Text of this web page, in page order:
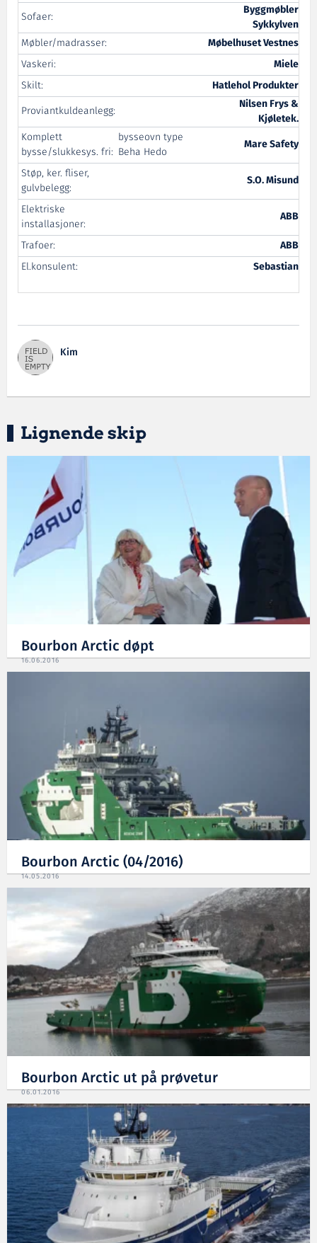
Sofaer:
Byggmøbler
Sykkylven
Møbler/madrasser:
Møbelhuset Vestnes
Vaskeri:
Miele
Skilt:
Hatlehol Produkter
Proviantkuldeanlegg:
Nilsen Frys &
Kjøletek.
Komplett
bysse/slukkesys. fri:
bysseovn type
Beha Hedo
Mare Safety
Støp, ker. fliser,
gulvbelegg:
S.O. Misund
Elektriske
installasjoner:
ABB
Trafoer:
ABB
El.konsulent:
Sebastian
Kim
Lignende skip
Bourbon Arctic døpt
16.06.2016
Bourbon Arctic (04/2016)
14.05.2016
Bourbon Arctic ut på prøvetur
06.01.2016